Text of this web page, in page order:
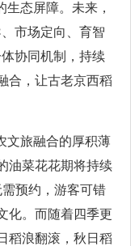
生态屏障。未来，
市场定向、育智
协同机制，持续
合，让古老京西稻
旅融合的厚积薄
油菜花花期将持续
预约，游客可错
化。而随着四季更
稻浪翻滚，秋日稻